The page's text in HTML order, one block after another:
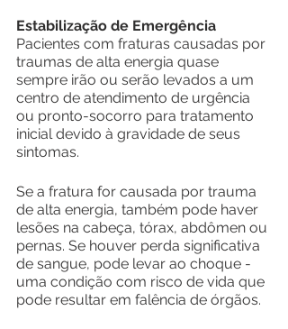
Estabilização de Emergência
Pacientes com fraturas causadas por
traumas de alta energia quase
sempre irão ou serão levados a um
centro de atendimento de urgência
ou pronto-socorro para tratamento
inicial devido à gravidade de seus
sintomas.
Se a fratura for causada por trauma
de alta energia, também pode haver
lesões na cabeça, tórax, abdômen ou
pernas. Se houver perda significativa
de sangue, pode levar ao choque -
uma condição com risco de vida que
pode resultar em falência de órgãos.